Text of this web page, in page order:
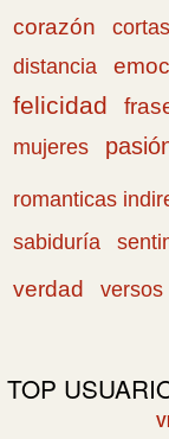
corazón
cortas
distancia
felicidad
mujeres
romanticas
sabiduría
verdad
versos
TOP